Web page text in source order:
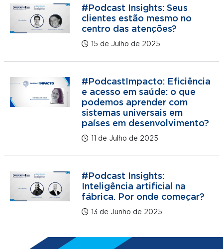
#Podcast Insights: Seus
clientes estão mesmo no
centro das atenções?
15 de Julho de 2025
#PodcastImpacto: Eficiência
e acesso em saúde: o que
podemos aprender com
sistemas universais em
países em desenvolvimento?
11 de Julho de 2025
#Podcast Insights:
Inteligência artificial na
fábrica. Por onde começar?
13 de Junho de 2025